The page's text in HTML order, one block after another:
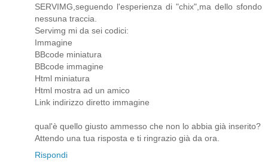
SERVIMG,seguendo l'esperienza di "chix",ma dello sfondo
nessuna traccia.
Servimg mi da sei codici:
Immagine
BBcode miniatura
BBcode immagine
Html miniatura
Html mostra ad un amico
Link indirizzo diretto immagine
qual'è quello giusto ammesso che non lo abbia già inserito?
Attendo una tua risposta e ti ringrazio già da ora.
Rispondi